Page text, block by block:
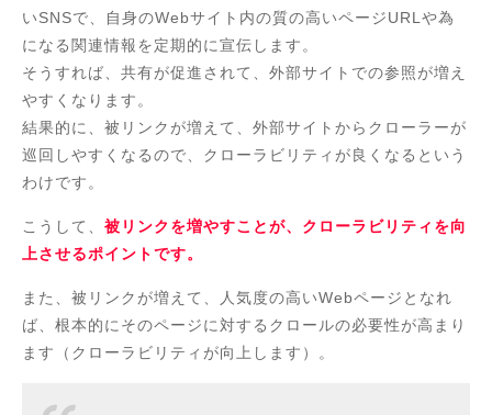
いSNSで、自身のWebサイト内の質の高いページURLや為
になる関連情報を定期的に宣伝します。
そうすれば、共有が促進されて、外部サイトでの参照が増え
やすくなります。
結果的に、被リンクが増えて、外部サイトからクローラーが
巡回しやすくなるので、クローラビリティが良くなるという
わけです。
こうして、 被リンクを増やすことが、クローラビリティを向
上させるポイントです。
また、被リンクが増えて、人気度の高いWebページとなれ
ば、根本的にそのページに対するクロールの必要性が高まり
ます（クローラビリティが向上します）。